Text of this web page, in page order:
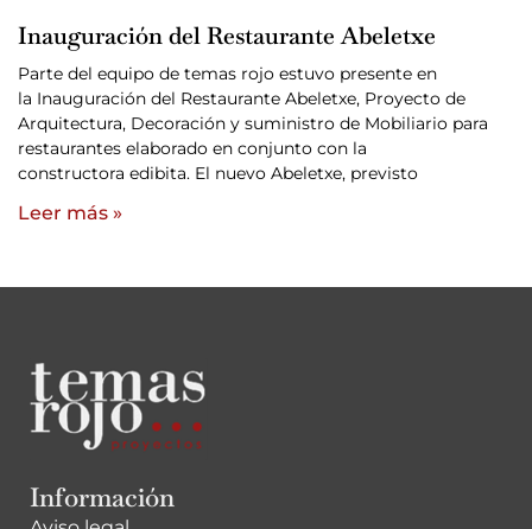
Inauguración del Restaurante Abeletxe
Parte del equipo de temas rojo estuvo presente en
la Inauguración del Restaurante Abeletxe, Proyecto de
Arquitectura, Decoración y suministro de Mobiliario para
restaurantes elaborado en conjunto con la
constructora edibita. El nuevo Abeletxe, previsto
Leer más »
Información